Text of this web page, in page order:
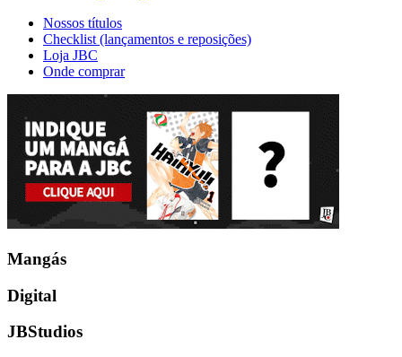
Nossos títulos
Checklist (lançamentos e reposições)
Loja JBC
Onde comprar
Mangás
Digital
JBStudios